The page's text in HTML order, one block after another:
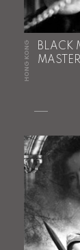
HONG KONG
BLACK